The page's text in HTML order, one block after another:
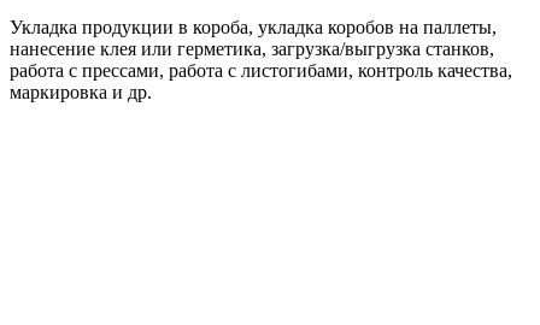
Укладка продукции в короба, укладка коробов на паллеты,
нанесение клея или герметика, загрузка/выгрузка станков,
работа с прессами, работа с листогибами, контроль качества,
маркировка и др.